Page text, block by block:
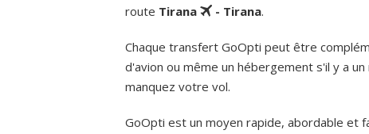
route Tirana - Tirana.
Chaque transfert GoOpti peut être
d'avion ou même un hébergement s'il y a
manquez votre vol.
GoOpti est un moyen rapide, abordable et